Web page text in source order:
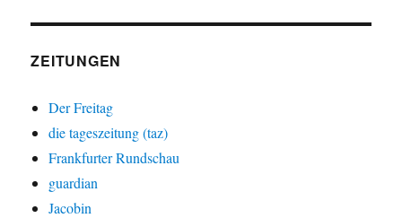
ZEITUNGEN
Der Freitag
die tageszeitung (taz)
Frankfurter Rundschau
guardian
Jacobin